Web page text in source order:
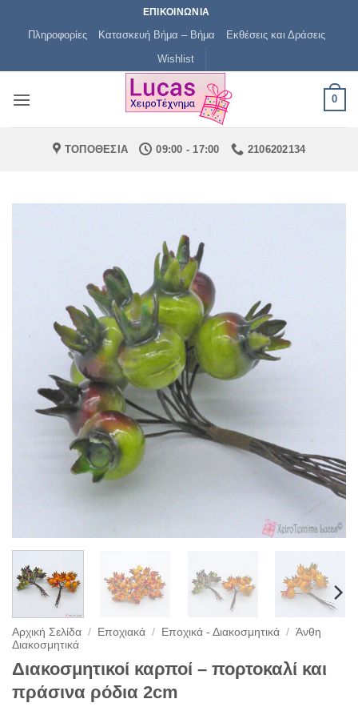
ΕΠΙΚΟΙΝΩΝΙΑ
Πληροφορίες Κατασκευή Βήμα – Βήμα
Εκθέσεις και Δράσεις
Wishlist
0
ΤΟΠΟΘΕΣΙΑ 09:00 - 17:00 2106202134
Αρχική Σελίδα / Εποχιακά / Εποχικά - Διακοσμητικά / Άνθη
Διακοσμητικά
Διακοσμητικοί καρποί – πορτοκαλί και
πράσινα ρόδια 2cm